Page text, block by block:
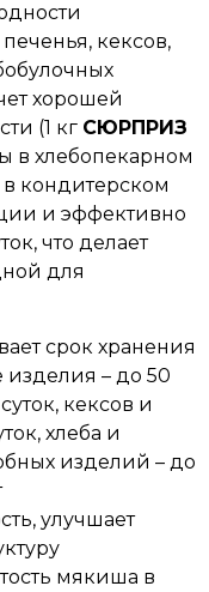
кексов,
хорошей
(1 кг СЮРПРИЗ
в хлебопекарном
в кондитерском
и эффективно
что делает
для
срок хранения
– до 50
кексов и
хлеба и
изделий – до
улучшает
мякиша в